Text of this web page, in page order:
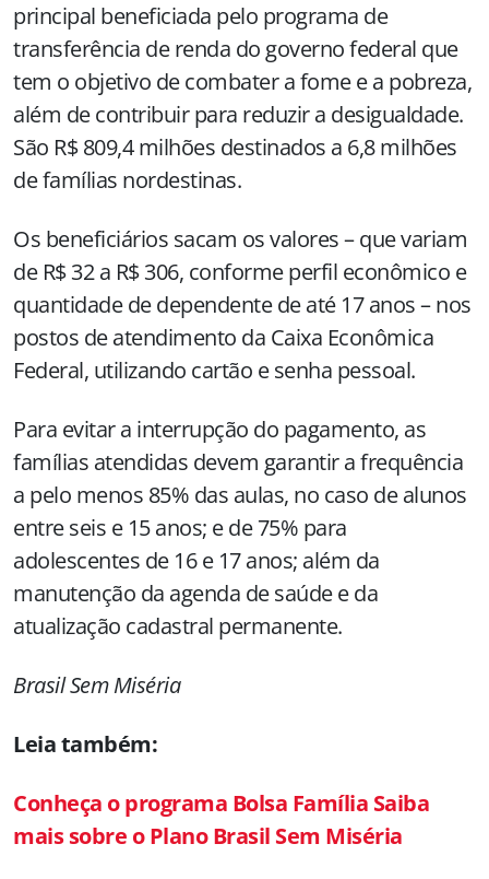
principal beneficiada pelo programa de
transferência de renda do governo federal que
tem o objetivo de combater a fome e a pobreza,
além de contribuir para reduzir a desigualdade.
São R$ 809,4 milhões destinados a 6,8 milhões
de famílias nordestinas.
Os beneficiários sacam os valores – que variam
de R$32 a R$ 306, conforme perfil econômico e
quantidade de dependente de até 17 anos – nos
postos de atendimento da Caixa Econômica
Federal, utilizando cartão e senha pessoal.
Para evitar a interrupção do pagamento, as
famílias atendidas devem garantir a frequência
a pelo menos 85% das aulas, no caso de alunos
entre seis e 15 anos; e de 75% para
adolescentes de 16 e 17 anos; além da
manutenção da agenda de saúde e da
atualização cadastral permanente.
Brasil Sem Miséria
Leia também:
Conheça o programa Bolsa Família Saiba
mais sobre o Plano Brasil Sem Miséria